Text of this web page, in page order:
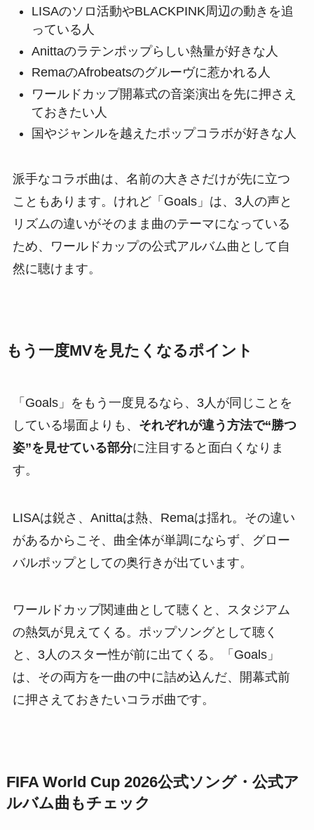
LISAのソロ活動やBLACKPINK周辺の動きを追
っている人
Anittaのラテンポップらしい熱量が好きな人
RemaのAfrobeatsのグルーヴに惹かれる人
ワールドカップ開幕式の音楽演出を先に押さえ
ておきたい人
国やジャンルを越えたポップコラボが好きな人
派手なコラボ曲は、名前の大きさだけが先に立つ
こともあります。けれど「Goals」は、3人の声と
リズムの違いがそのまま曲のテーマになっている
ため、ワールドカップの公式アルバム曲として自
然に聴けます。
もう一度MVを見たくなるポイント
「Goals」をもう一度見るなら、3人が同じことを
している場面よりも、 それぞれが違う方法で“勝つ
姿”を見せている部分に注目すると面白くなりま
す。
LISAは鋭さ、Anittaは熱、Remaは揺れ。その違い
があるからこそ、曲全体が単調にならず、グロー
バルポップとしての奥行きが出ています。
ワールドカップ関連曲として聴くと、スタジアム
の熱気が見えてくる。ポップソングとして聴く
と、3人のスター性が前に出てくる。「Goals」
は、その両方を一曲の中に詰め込んだ、開幕式前
に押さえておきたいコラボ曲です。
FIFA World Cup 2026公式ソング・公式ア
ルバム曲もチェック